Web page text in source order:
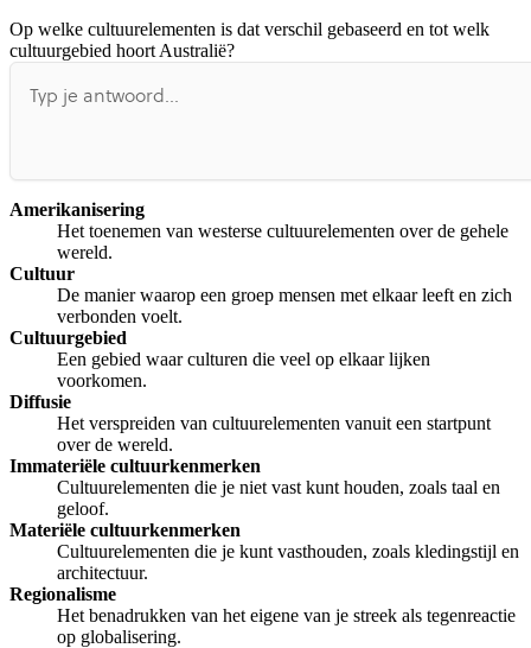
Op welke cultuurelementen is dat verschil gebaseerd en tot welk
cultuurgebied hoort Australië?
Amerikanisering
Het toenemen van westerse cultuurelementen over de gehele
wereld.
Cultuur
De manier waarop een groep mensen met elkaar leeft en zich
verbonden voelt.
Cultuurgebied
Een gebied waar culturen die veel op elkaar lijken
voorkomen.
Diffusie
Het verspreiden van cultuurelementen vanuit een startpunt
over de wereld.
Immateriële cultuurkenmerken
Cultuurelementen die je niet vast kunt houden, zoals taal en
geloof.
Materiële cultuurkenmerken
Cultuurelementen die je kunt vasthouden, zoals kledingstijl en
architectuur.
Regionalisme
Het benadrukken van het eigene van je streek als tegenreactie
op globalisering.